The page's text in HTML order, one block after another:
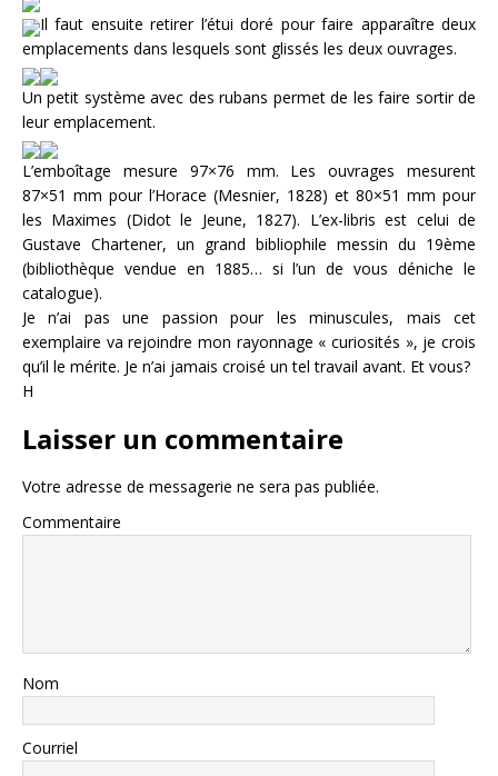
Il faut ensuite retirer l’étui doré pour faire apparaître deux
emplacements dans lesquels sont glissés les deux ouvrages.
Un petit système avec des rubans permet de les faire sortir de
leur emplacement.
L’emboîtage mesure 97×76 mm. Les ouvrages mesurent
87×51 mm pour l’Horace (Mesnier, 1828) et 80×51 mm pour
les Maximes (Didot le Jeune, 1827). L’ex-libris est celui de
Gustave Chartener, un grand bibliophile messin du 19ème
(bibliothèque vendue en 1885… si l’un de vous déniche le
catalogue).
Je n’ai pas une passion pour les minuscules, mais cet
exemplaire va rejoindre mon rayonnage « curiosités », je crois
qu’il le mérite. Je n’ai jamais croisé un tel travail avant. Et vous?
H
Laisser un commentaire
Votre adresse de messagerie ne sera pas publiée.
Commentaire
Nom
Courriel